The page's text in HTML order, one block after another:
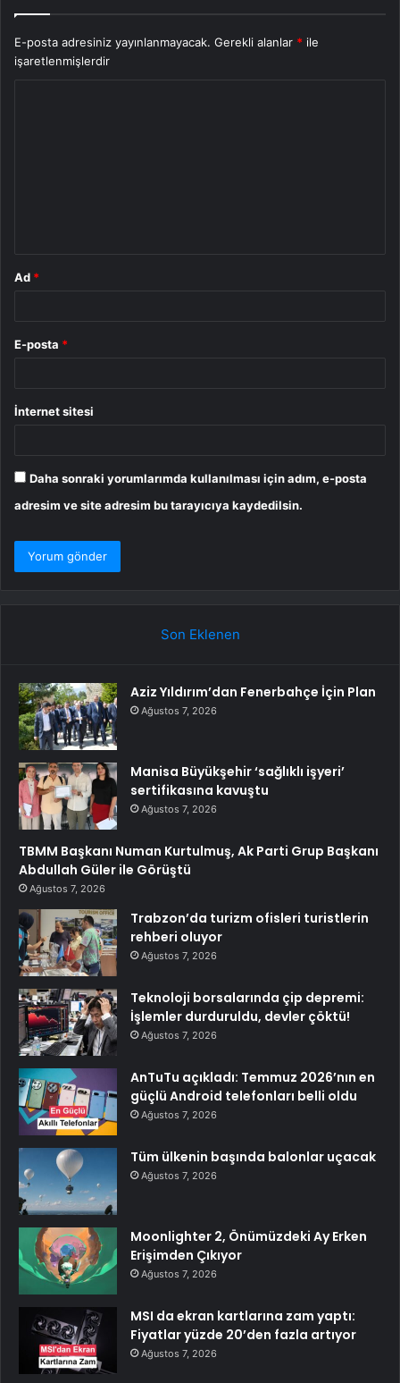
E-posta adresiniz yayınlanmayacak. Gerekli alanlar * ile
işaretlenmişlerdir
Ad *
E-posta *
İnternet sitesi
Daha sonraki yorumlarımda kullanılması için adım, e-posta
adresim ve site adresim bu tarayıcıya kaydedilsin.
Son Eklenen
Aziz Yıldırım’dan Fenerbahçe İçin Plan
Ağustos 7, 2026
Manisa Büyükşehir ‘sağlıklı işyeri’
sertifikasına kavuştu
Ağustos 7, 2026
TBMM Başkanı Numan Kurtulmuş, Ak Parti Grup Başkanı
Abdullah Güler ile Görüştü
Ağustos 7, 2026
Trabzon’da turizm ofisleri turistlerin
rehberi oluyor
Ağustos 7, 2026
Teknoloji borsalarında çip depremi:
İşlemler durduruldu, devler çöktü!
Ağustos 7, 2026
AnTuTu açıkladı: Temmuz 2026’nın en
güçlü Android telefonları belli oldu
Ağustos 7, 2026
Tüm ülkenin başında balonlar uçacak
Ağustos 7, 2026
Moonlighter 2, Önümüzdeki Ay Erken
Erişimden Çıkıyor
Ağustos 7, 2026
MSI da ekran kartlarına zam yaptı:
Fiyatlar yüzde 20’den fazla artıyor
Ağustos 7, 2026